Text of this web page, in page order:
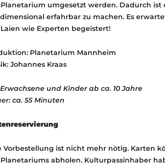
umgesetzt werden. Dadurch ist
erfahrbar zu machen. Es
wie Experten begeistert!
Planetarium Mannheim
Johannes Kraas
und Kinder ab ca. 10 Jahre
ca. 55 Minuten
Vorbestellung ist nicht mehr nötig. Karten
abholen. Kulturpassinhaber